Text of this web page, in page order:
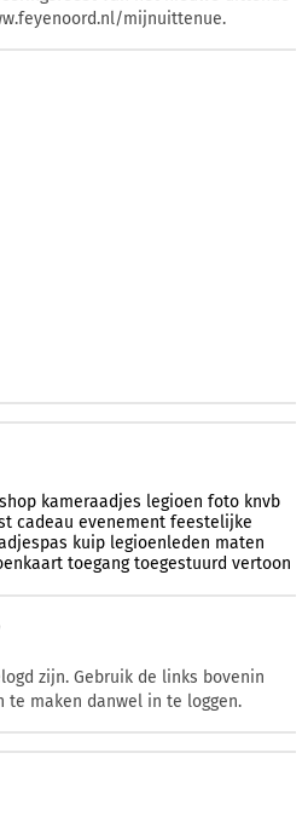
mijnuittenue.
kameraadjes legioen foto knvb
cadeau evenement feestelijke
kuip legioenleden maten
toegang toegestuurd vertoon
zijn. Gebruik de links bovenin
te maken danwel in te loggen.